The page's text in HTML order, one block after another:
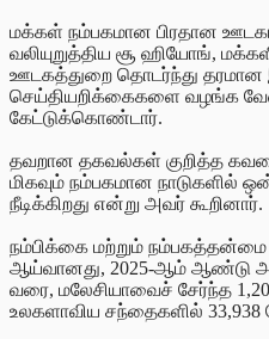
மக்கள் நம்பகமான பிரதான
வலியுறுத்திய சூ ஹியோங்,
ஊடகத்துறை தொடர்ந்து தரமான
செய்தியறிக்கைகளை வழங்க
கேட்டுக்கொண்டார்.
தவறான தகவல்கள் குறித்த
மிகவும் நம்பகமான நாடுகளில்
நீடிக்கிறது என்று அவர் கூறினார்.
நம்பிக்கை மற்றும் நம்பகத்தன்மை
ஆய்வானது, 2025-ஆம் ஆண்டு
வரை, மலேசியாவைச் சேர்ந்த
உலகளாவிய சந்தைகளில் 33,938